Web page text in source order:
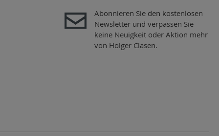
Abonnieren Sie den kostenlosen
Newsletter und verpassen Sie
keine Neuigkeit oder Aktion mehr
von Holger Clasen.